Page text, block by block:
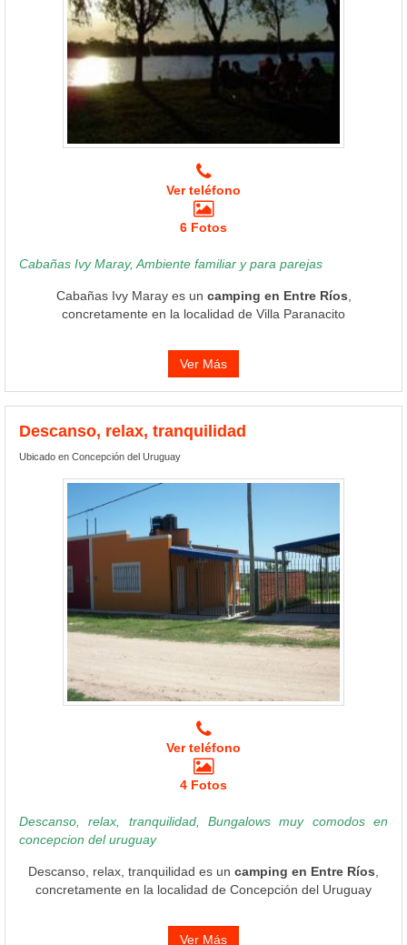
Ver teléfono
6 Fotos
Cabañas Ivy Maray, Ambiente familiar y para parejas
Cabañas Ivy Maray es un camping en Entre Ríos
concretamente en la localidad de Villa Paranacito
Ver Más
Descanso, relax, tranquilidad
Ubicado en Concepción del Uruguay
Ver teléfono
4 Fotos
Descanso, relax, tranquilidad, Bungalows muy comodos en
concepcion del uruguay
Descanso, relax, tranquilidad es un camping en Entre Ríos
concretamente en la localidad de Concepción del Uruguay
Ver Más